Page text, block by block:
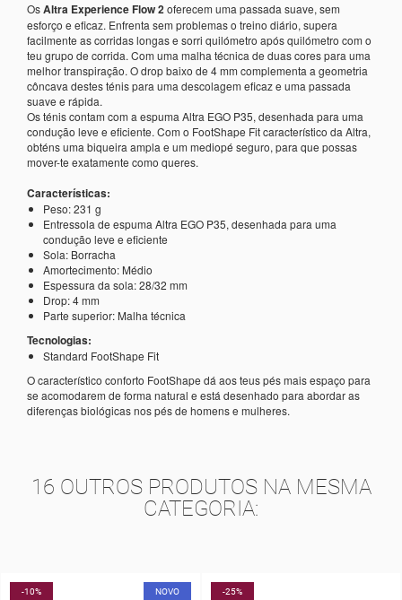
OsAltra Experience Flow 2oferecem uma passada suave, sem
esforço e eficaz. Enfrenta sem problemas o treino diário, supera
facilmente as corridas longas e sorri quilómetro após quilómetro com o
teu grupo de corrida. Com uma malha técnica de duas cores para uma
melhor transpiração. O drop baixo de 4 mm complementa a geometria
côncava destes ténis para uma descolagem eficaz e uma passada
suave e rápida.
Os ténis contam com a espuma Altra EGO P35, desenhada para uma
condução leve e eficiente. Com o FootShape Fit característico da Altra,
obténs uma biqueira ampla e um mediopé seguro, para que possas
mover-te exatamente como queres.
Características:
Peso: 231 g
Entressola de espuma Altra EGO P35, desenhada para uma
condução leve e eficiente
Sola: Borracha
Amortecimento: Médio
Espessura da sola: 28/32 mm
Drop: 4 mm
Parte superior: Malha técnica
Tecnologias:
Standard FootShape Fit
O característico conforto FootShape dá aos teus pés mais espaço para
se acomodarem de forma natural e está desenhado para abordar as
diferenças biológicas nos pés de homens e mulheres.
16 OUTROS PRODUTOS NA MESMA
CATEGORIA:
-10% NOVO -25%